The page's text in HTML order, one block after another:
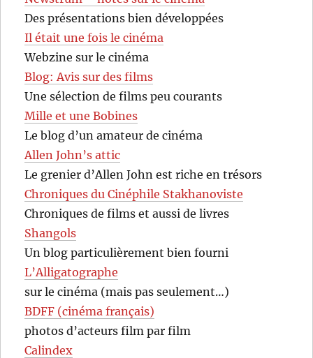
Des présentations bien développées
Il était une fois le cinéma
Webzine sur le cinéma
Blog: Avis sur des films
Une sélection de films peu courants
Mille et une Bobines
Le blog d’un amateur de cinéma
Allen John’s attic
Le grenier d’Allen John est riche en trésors
Chroniques du Cinéphile Stakhanoviste
Chroniques de films et aussi de livres
Shangols
Un blog particulièrement bien fourni
L’Alligatographe
sur le cinéma (mais pas seulement…)
BDFF (cinéma français)
photos d’acteurs film par film
Calindex